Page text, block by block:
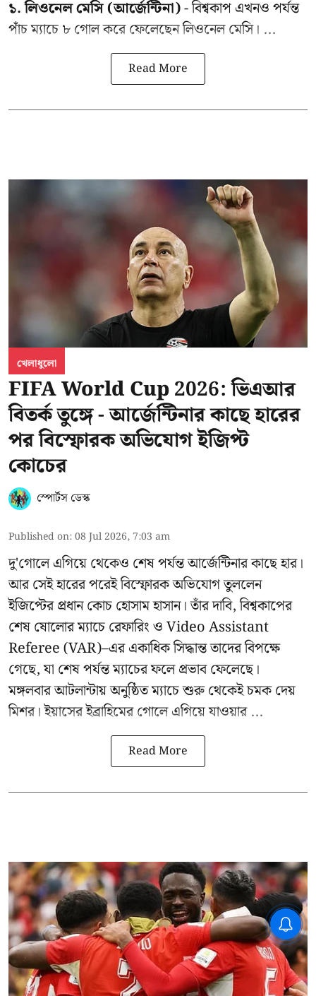
১. লিওনেল মেসি (আর্জেন্টিনা)- বিশ্বকাপ এখনও পর্যন্ত
পাঁচ ম্যাচে ৮ গোল করে ফেলেছেন লিওনেল মেসি। ...
Read More
খেলাধুলো
FIFA World Cup 2026: ভিএআর
বিতর্ক তুঙ্গে - আর্জেন্টিনার কাছে হারের
পর বিস্ফোরক অভিযোগ ইজিপ্ট
কোচের
স্পোর্টস ডেস্ক
Published on:08 Jul 2026, 7:03 am
দু'গোলে এগিয়ে থেকেও শেষ পর্যন্ত আর্জেন্টিনার কাছে হার।
আর সেই হারের পরেই বিস্ফোরক অভিযোগ তুললেন
ইজিপ্টের প্রধান কোচ হোসাম হাসান। তাঁর দাবি, বিশ্বকাপের
শেষ ষোলোর ম্যাচে রেফারিং ও Video Assistant
Referee (VAR)–এর একাধিক সিদ্ধান্ত তাদের বিপক্ষে
গেছে, যা শেষ পর্যন্ত ম্যাচের ফলে প্রভাব ফেলেছে।
মঙ্গলবার আটলান্টায় অনুষ্ঠিত ম্যাচে শুরু থেকেই চমক দেয়
মিশর। ইয়াসের ইব্রাহিমের গোলে এগিয়ে যাওয়ার ...
Read More
CPIM: ৬০ লক্ষ নাম বিবেচনাধীন রেখে
ভোট ঘোষণার প্রতিবাদ - আদালতের
দ্বারস্থ হবে সিপিআইএম